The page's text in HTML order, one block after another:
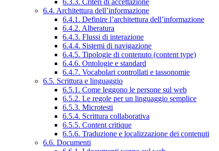
6.3.3. Criteri di accettazione
6.4. Architettura dell’informazione
6.4.1. Definire l’architettura dell’informazione
6.4.2. Alberatura
6.4.3. Flussi di interazione
6.4.4. Sistemi di navigazione
6.4.5. Tipologie di contenuto (content type)
6.4.6. Ontologie e standard
6.4.7. Vocabolari controllati e tassonomie
6.5. Scrittura e linguaggio
6.5.1. Come leggono le persone sul web
6.5.2. Le regole per un linguaggio semplice
6.5.3. Microtesti
6.5.4. Scrittura collaborativa
6.5.5. Content critique
6.5.6. Traduzione e localizzazione dei contenuti
6.6. Documenti